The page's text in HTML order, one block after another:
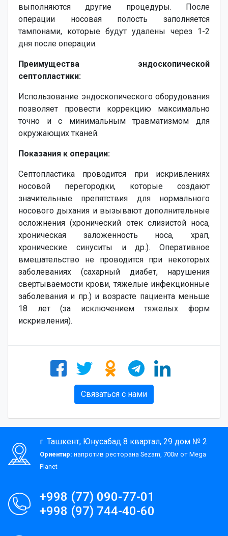
выполняются другие процедуры. После
операции носовая полость заполняется
тампонами, которые будут удалены через 1-2
дня после операции.
Преимущества эндоскопической
септопластики:
Использование эндоскопического оборудования
позволяет провести коррекцию максимально
точно и с минимальным травматизмом для
окружающих тканей.
Показания к операции:
Септопластика проводится при искривлениях
носовой перегородки, которые создают
значительные препятствия для нормального
носового дыхания и вызывают дополнительные
осложнения (хронический отек слизистой носа,
хроническая заложенность носа, храп,
хронические синуситы и др.). Оперативное
вмешательство не проводится при некоторых
заболеваниях (сахарный диабет, нарушения
свертываемости крови, тяжелые инфекционные
заболевания и пр.) и возрасте пациента меньше
18 лет (за исключением тяжелых форм
искривления).
Связаться с нами
г. Ташкент, Юнусабад 8 квартал, 29 дом № 2
Ориентир: напротив ресторана Sezam, 700м от Mega
Planet
+998 (77) 090-77-01
+998 (97) 744-40-60